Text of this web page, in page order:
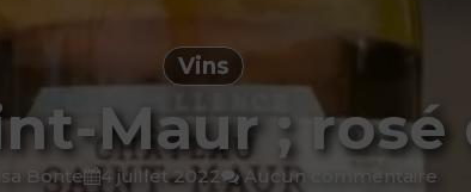
Vins
Maur ; rosé
Bonte 4 juillet 2022 Aucun commentaire